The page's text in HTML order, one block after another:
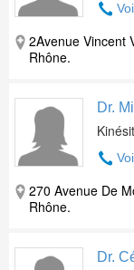
2Avenue Vincent
Rhône.
Dr.
270 Avenue De
Rhône.
Dr.